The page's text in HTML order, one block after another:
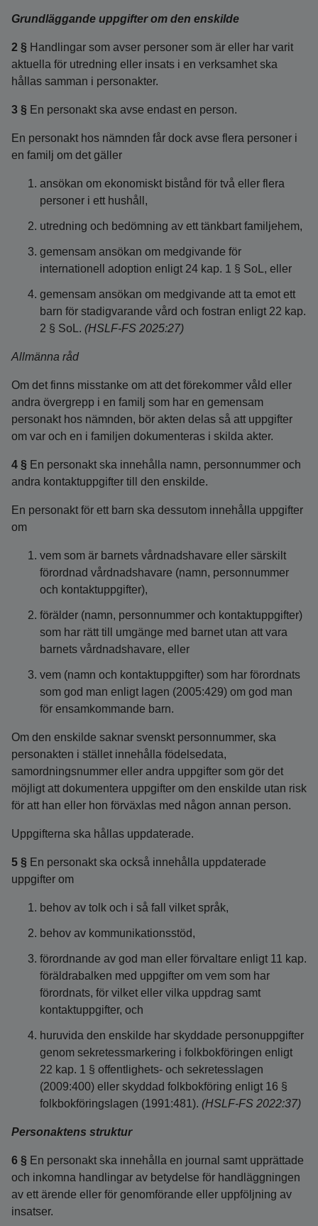
Grundläggande uppgifter om den enskilde
2 § Handlingar som avser personer som är eller har varit
aktuella för utredning eller insats i en verksamhet ska
hållas samman i personakter.
3 § En personakt ska avse endast en person.
En personakt hos nämnden får dock avse flera personer i
en familj om det gäller
ansökan om ekonomiskt bistånd för två eller flera
personer i ett hushåll,
utredning och bedömning av ett tänkbart familjehem,
gemensam ansökan om medgivande för
internationell adoption enligt 24 kap. 1 § SoL, eller
gemensam ansökan om medgivande att ta emot ett
barn för stadigvarande vård och fostran enligt 22 kap.
2 § SoL. (HSLF-FS 2025:27)
Allmänna råd
Om det finns misstanke om att det förekommer våld eller
andra övergrepp i en familj som har en gemensam
personakt hos nämnden, bör akten delas så att uppgifter
om var och en i familjen dokumenteras i skilda akter.
4 § En personakt ska innehålla namn, personnummer och
andra kontaktuppgifter till den enskilde.
En personakt för ett barn ska dessutom innehålla uppgifter
om
vem som är barnets vårdnadshavare eller särskilt
förordnad vårdnadshavare (namn, personnummer
och kontaktuppgifter),
förälder (namn, personnummer och kontaktuppgifter)
som har rätt till umgänge med barnet utan att vara
barnets vårdnadshavare, eller
vem (namn och kontaktuppgifter) som har förordnats
som god man enligt lagen (2005:429) om god man
för ensamkommande barn.
Om den enskilde saknar svenskt personnummer, ska
personakten i stället innehålla födelsedata,
samordningsnummer eller andra uppgifter som gör det
möjligt att dokumentera uppgifter om den enskilde utan risk
för att han eller hon förväxlas med någon annan person.
Uppgifterna ska hållas uppdaterade.
5 § En personakt ska också innehålla uppdaterade
uppgifter om
behov av tolk och i så fall vilket språk,
behov av kommunikationsstöd,
förordnande av god man eller förvaltare enligt 11 kap.
föräldrabalken med uppgifter om vem som har
förordnats, för vilket eller vilka uppdrag samt
kontaktuppgifter, och
huruvida den enskilde har skyddade personuppgifter
genom sekretessmarkering i folkbokföringen enligt
22 kap. 1 § offentlighets- och sekretesslagen
(2009:400) eller skyddad folkbokföring enligt 16 §
folkbokföringslagen (1991:481). (HSLF-FS 2022:37)
Personaktens struktur
6 § En personakt ska innehålla en journal samt upprättade
och inkomna handlingar av betydelse för handläggningen
av ett ärende eller för genomförande eller uppföljning av
insatser.